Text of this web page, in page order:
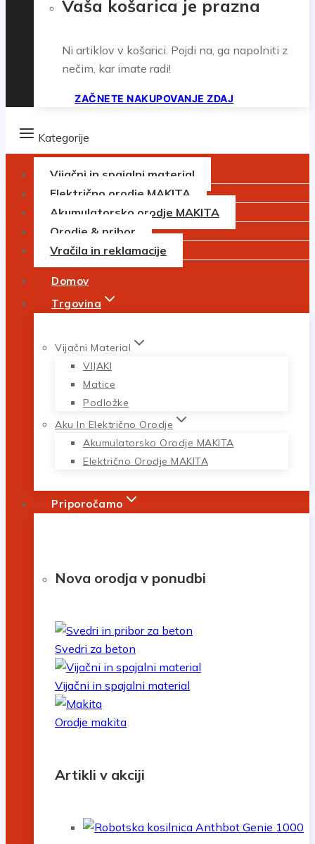
Vaša košarica je prazna
Ni artiklov v košarici. Pojdi na, ga napolniti z
nečim, kar imate radi!
ZAČNETE NAKUPOVANJE ZDAJ
Kategorije
Vijačni in spajalni material
Električno orodje MAKITA
Akumulatorsko orodje MAKITA
Orodje & pribor
Vračila in reklamacije
Domov
Trgovina
Vijačni Material
VIJAKI
Matice
Podložke
Aku In Električno Orodje
Akumulatorsko Orodje MAKITA
Električno Orodje MAKITA
Priporočamo
Nova orodja v ponudbi
Svedri za beton
Vijačni in spajalni material
Orodje makita
Artikli v akciji